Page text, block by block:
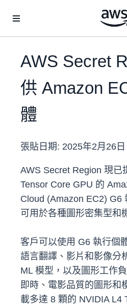
AWS Secret
供 Amazon
體
張貼日期: 2025年2月26日
AWS Secret Region 現已
Tensor Core GPU 的
Cloud (Amazon EC2) G6
可用於各種圖形密集型和
客戶可以使用 G6 執行個
語言翻譯、影片和影像分
ML 模型，以及圖形工作
即時、電影品質的圖形和
載多達 8 顆的 NVIDIA L4